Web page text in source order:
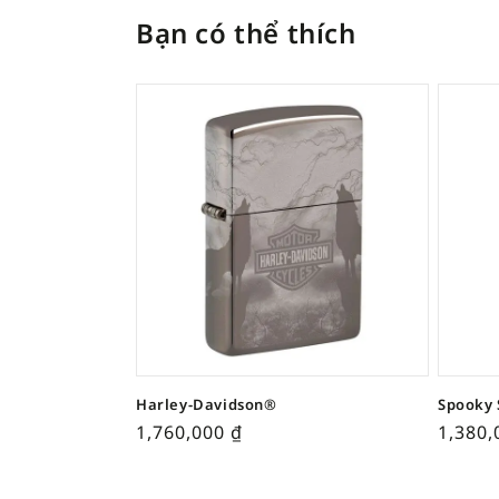
Bạn có thể thích
Harley-Davidson®
1,760,000 ₫
Spooky